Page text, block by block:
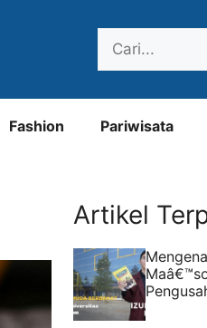
Fashion Pariwisata
Artikel